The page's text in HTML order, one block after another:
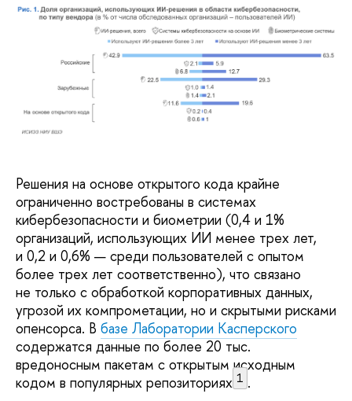
Решения на основе открытого кода крайне
ограниченно востребованы в системах
кибербезопасности и биометрии (0,4 и 1%
организаций, использующих ИИ менее трех лет,
и 0,2 и 0,6% — среди пользователей с опытом
более трех лет соответственно), что связано
не только с обработкой корпоративных данных,
угрозой их компрометации, но и скрытыми рисками
опенсорса. В базе Лаборатории Касперского
содержатся данные по более 20 тыс.
вредоносным пакетам с открытым исходным
кодом в популярных репозиториях 1 .